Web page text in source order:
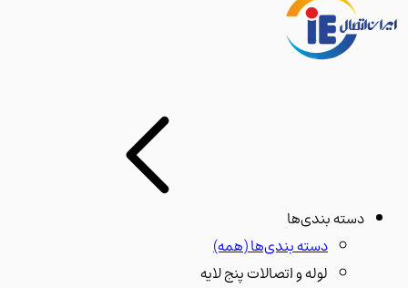
دسته بندی‌ها
دسته بندی‌ها(همه)
لوله و اتصالات پنج لایه